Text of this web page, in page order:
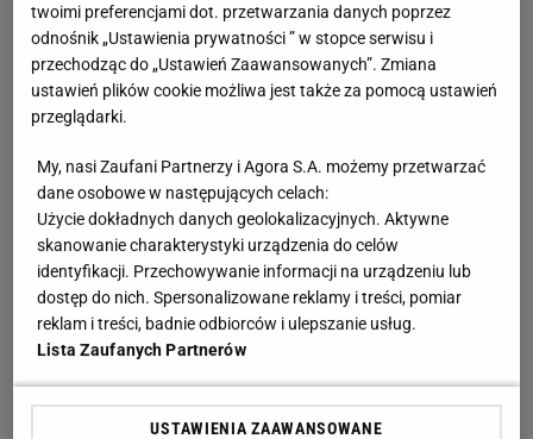
twoimi preferencjami dot. przetwarzania danych poprzez
odnośnik „Ustawienia prywatności ” w stopce serwisu i
przechodząc do „Ustawień Zaawansowanych”. Zmiana
ustawień plików cookie możliwa jest także za pomocą ustawień
przeglądarki.
My, nasi Zaufani Partnerzy i Agora S.A. możemy przetwarzać
dane osobowe w następujących celach:
Użycie dokładnych danych geolokalizacyjnych. Aktywne
skanowanie charakterystyki urządzenia do celów
identyfikacji. Przechowywanie informacji na urządzeniu lub
dostęp do nich. Spersonalizowane reklamy i treści, pomiar
reklam i treści, badnie odbiorców i ulepszanie usług.
Lista Zaufanych Partnerów
USTAWIENIA ZAAWANSOWANE